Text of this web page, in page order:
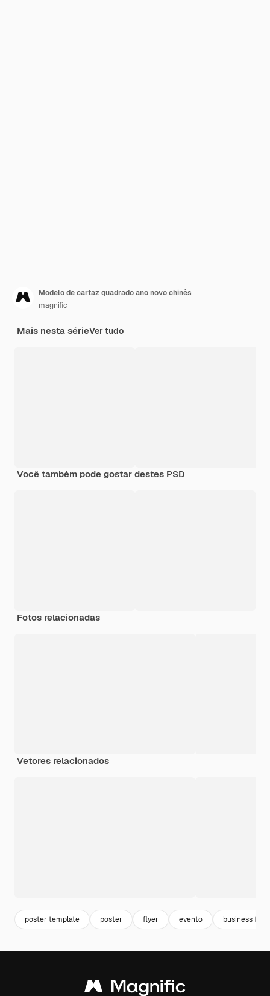
Modelo de cartaz quadrado ano novo chinês
magnific
Mais nesta sérieVer tudo
Você também pode gostar destes PSD
Fotos relacionadas
Vetores relacionados
poster template poster flyer evento business flyer